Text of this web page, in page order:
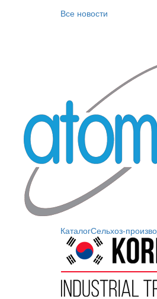
Все новости
КаталогСельхоз-